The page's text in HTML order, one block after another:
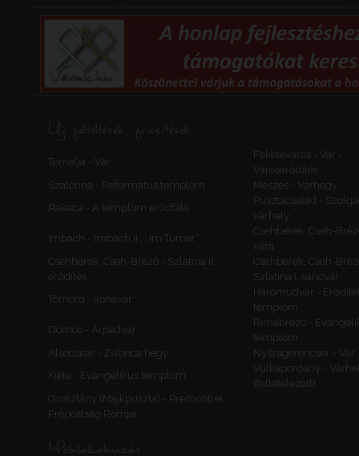
Új feltöltések, frissítések
Tornalja - Vár
Feketeváros - Vár -
Városerődítés
Szalonna - Református templom
Meszes - Várhegy
Rakaca - A templom erődfala
Pusztacsalád -
várhely
Imbach - Imbach II., „Im Turner”
Csehberek, Cseh-
vára
Csehberek, Cseh-Brézó - Szlatina II.
erődítés
Csehberek, Cseh-
Szlatina I. sáncvár
Tömörd - Ilonavár
Háromudvar -
templom
Dömös - Árpádvár
Rimabrézó -
templom
Alsócsitár - Zsibrica hegy
Nyitragerencsér - Vár
Kiéte - Evangélikus templom
Vulkapordány -
(feltételezett)
Oroszlány (Majkpuszta) - Premontrei
Prépostság Romjai
Mobilalkalmazás